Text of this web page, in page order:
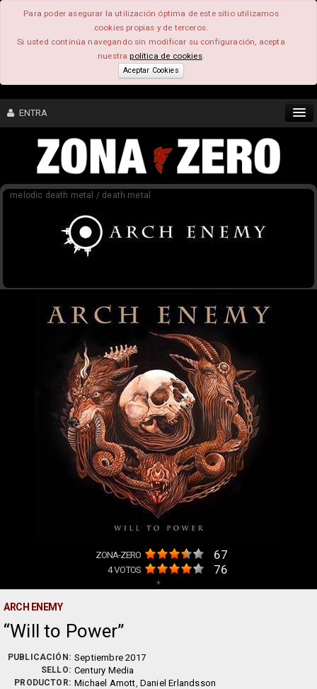
Para poder asegurar la utilización óptima de este sitio utilizamos
cookies propias y de terceros.
Si usted continúa navegando sin modificar su configuración, acepta
nuestrapolítica de cookies.
Aceptar Cookies
ENTRA
CONTENIDO
FEEEDBACK
melodic death metal / death metal
ZONA-ZERO 67
4VOTOS 76
+
ARCH ENEMY
Will to Power
PUBLICACIÓN: Septiembre 2017
SELLO: Century Media
PRODUCTOR: Michael Amott, Daniel Erlandsson